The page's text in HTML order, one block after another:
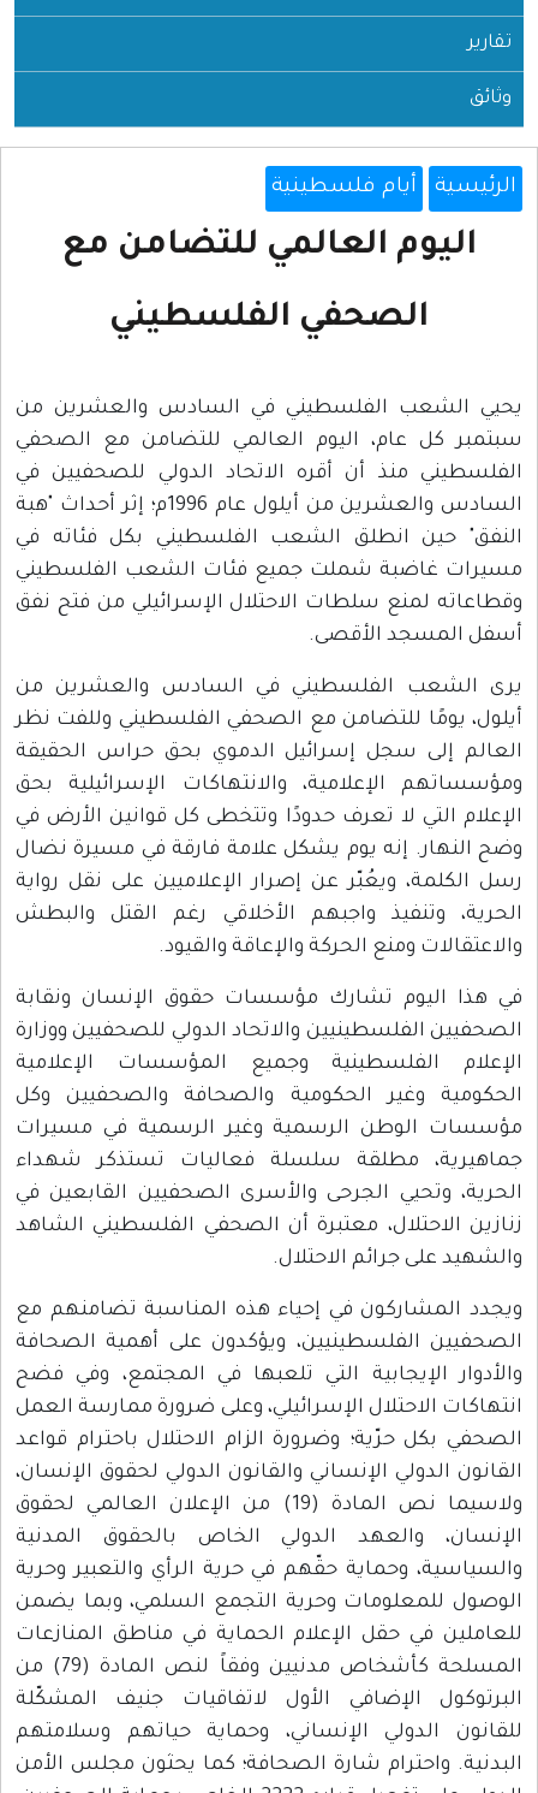
تقارير
وثائق
الرئيسية أيام فلسطينية
اليوم العالمي للتضامن مع
الصحفي الفلسطيني
يحيي الشعب الفلسطيني في السادس والعشرين من
سبتمبر كل عام، اليوم العالمي للتضامن مع الصحفي
الفلسطيني منذ أن أقره الاتحاد الدولي للصحفيين في
السادس والعشرين من أيلول عام 1996م؛ إثر أحداث "هبة
النفق" حين انطلق الشعب الفلسطيني بكل فئاته في
مسيرات غاضبة شملت جميع فئات الشعب الفلسطيني
وقطاعاته لمنع سلطات الاحتلال الإسرائيلي من فتح نفق
أسفل المسجد الأقصى.
يرى الشعب الفلسطيني في السادس والعشرين من
أيلول، يومًا للتضامن مع الصحفي الفلسطيني وللفت نظر
العالم إلى سجل إسرائيل الدموي بحق حراس الحقيقة
ومؤسساتهم الإعلامية، والانتهاكات الإسرائيلية بحق
الإعلام التي لا تعرف حدودًا وتتخطى كل قوانين الأرض في
وضح النهار. إنه يوم يشكل علامة فارقة في مسيرة نضال
رسل الكلمة، ويعُبّر عن إصرار الإعلاميين على نقل رواية
الحرية، وتنفيذ واجبهم الأخلاقي رغم القتل والبطش
والاعتقالات ومنع الحركة والإعاقة والقيود.
في هذا اليوم تشارك مؤسسات حقوق الإنسان ونقابة
الصحفيين الفلسطينيين والاتحاد الدولي للصحفيين ووزارة
الإعلام الفلسطينية وجميع المؤسسات الإعلامية
الحكومية وغير الحكومية والصحافة والصحفيين وكل
مؤسسات الوطن الرسمية وغير الرسمية في مسيرات
جماهيرية، مطلقة سلسلة فعاليات تستذكر شهداء
الحرية، وتحيي الجرحى والأسرى الصحفيين القابعين في
زنازين الاحتلال، معتبرة أن الصحفي الفلسطيني الشاهد
والشهيد على جرائم الاحتلال.
ويجدد المشاركون في إحياء هذه المناسبة تضامنهم مع
الصحفيين الفلسطينيين، ويؤكدون على أهمية الصحافة
والأدوار الإيجابية التي تلعبها في المجتمع، وفي فضح
انتهاكات الاحتلال الإسرائيلي، وعلى ضرورة ممارسة العمل
الصحفي بكل حرّية؛ وضرورة الزام الاحتلال باحترام قواعد
القانون الدولي الإنساني والقانون الدولي لحقوق الإنسان،
ولاسيما نص المادة (19) من الإعلان العالمي لحقوق
الإنسان، والعهد الدولي الخاص بالحقوق المدنية
والسياسية، وحماية حقّهم في حرية الرأي والتعبير وحرية
الوصول للمعلومات وحرية التجمع السلمي، وبما يضمن
للعاملين في حقل الإعلام الحماية في مناطق المنازعات
المسلحة كأشخاص مدنيين وفقاً لنص المادة (79) من
البرتوكول الإضافي الأول لاتفاقيات جنيف المشكّلة
للقانون الدولي الإنساني، وحماية حياتهم وسلامتهم
البدنية. واحترام شارة الصحافة؛ كما يحثون مجلس الأمن